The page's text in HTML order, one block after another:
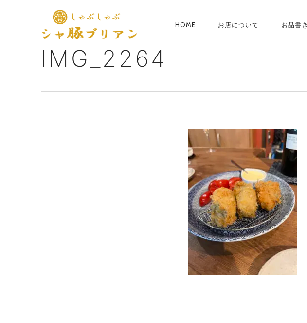
PRIMARY
HOME お店について お品書き
IMG_2264